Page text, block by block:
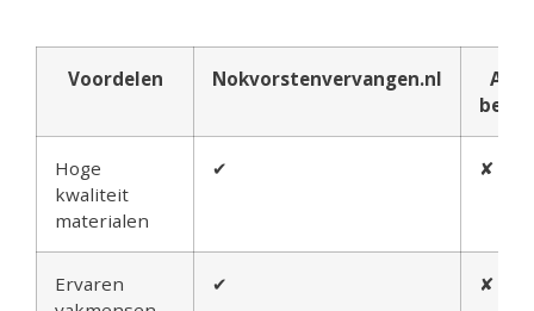
Voordelen Nokvorstenvervangen.nl
Hoge
kwaliteit
materialen
✔ ✘
Ervaren
✔ ✘